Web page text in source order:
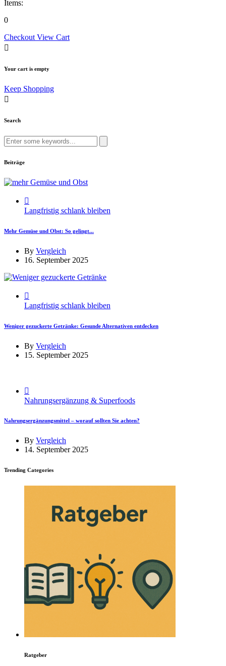
Items:
0
Checkout View Cart
Your cart is empty
Keep Shopping
Search
Search
for:
Beiträge
Langfristig schlank bleiben
Mehr Gemüse und Obst: So gelingt...
By Vergleich
16. September 2025
Langfristig schlank bleiben
Weniger gezuckerte Getränke: Gesunde Alternativen entdecken
By Vergleich
15. September 2025
Nahrungsergänzung & Superfoods
Nahrungsergänzungsmittel – worauf sollten Sie achten?
By Vergleich
14. September 2025
Trending Categories
Ratgeber